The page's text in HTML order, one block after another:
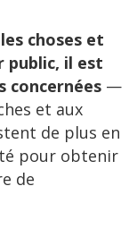
choses et
public, il est
concernées —
et aux
de plus en
pour obtenir
de